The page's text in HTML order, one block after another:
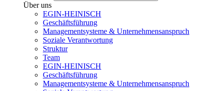
Über uns
EGIN-HEINISCH
Geschäftsführung
Managementsysteme & Unternehmensanspruch
Soziale Verantwortung
Struktur
Team
EGIN-HEINISCH
Geschäftsführung
Managementsysteme & Unternehmensanspruch